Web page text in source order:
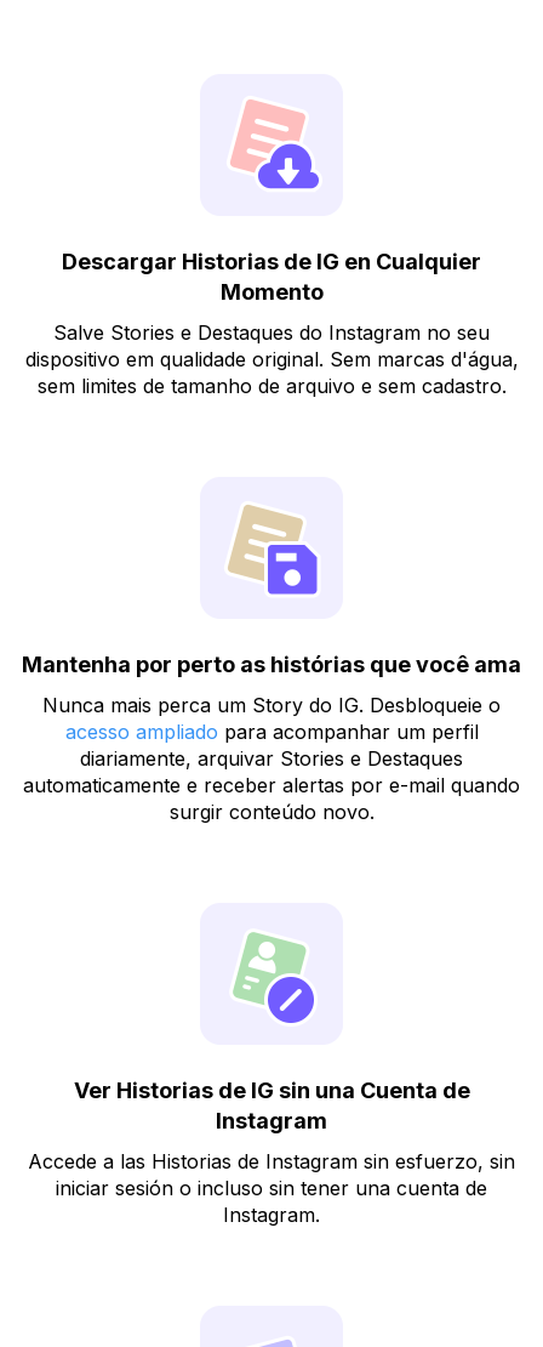
Descargar Historias de IG en Cualquier
Momento
Salve Stories e Destaques do Instagram no seu
dispositivo em qualidade original. Sem marcas d'água,
sem limites de tamanho de arquivo e sem cadastro.
Mantenha por perto as histórias que você ama
Nunca mais perca um Story do IG. Desbloqueie o
acesso ampliado para acompanhar um perfil
diariamente, arquivar Stories e Destaques
automaticamente e receber alertas por e-mail quando
surgir conteúdo novo.
Ver Historias de IG sin una Cuenta de
Instagram
Accede a las Historias de Instagram sin esfuerzo, sin
iniciar sesión o incluso sin tener una cuenta de
Instagram.